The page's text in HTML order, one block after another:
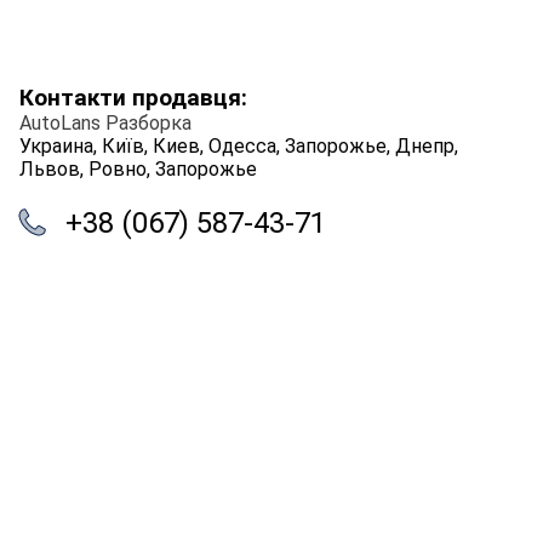
Контакти продавця:
AutoLans Разборка
Украина, Київ, Киев, Одесса, Запорожье, Днепр,
Львов, Ровно, Запорожье
+38 (067) 587-43-71